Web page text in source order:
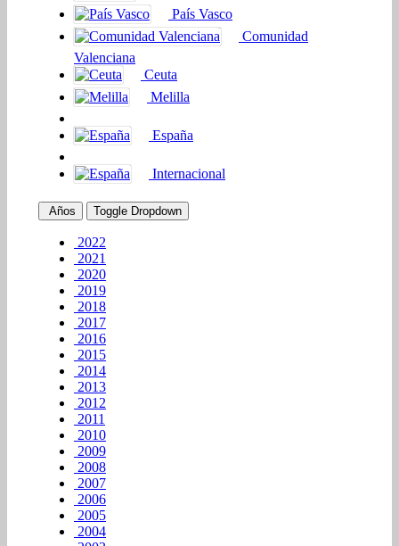
País Vasco
Comunidad
Valenciana
Ceuta
Melilla
España
Internacional
Años Toggle Dropdown
2022
2021
2020
2019
2018
2017
2016
2015
2014
2013
2012
2011
2010
2009
2008
2007
2006
2005
2004